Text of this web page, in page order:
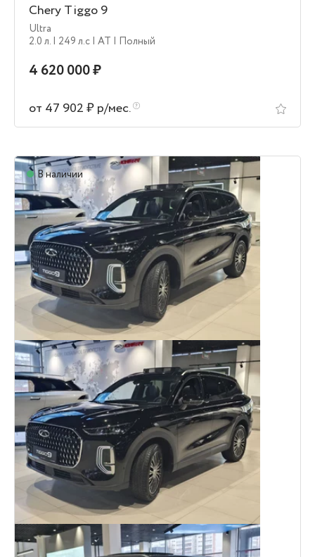
Chery Tiggo 9
Ultra
2.0 л. | 249 л.c | AT | Полный
4 620 000 ₽
от 47 902 ₽ р/мес.
В наличии